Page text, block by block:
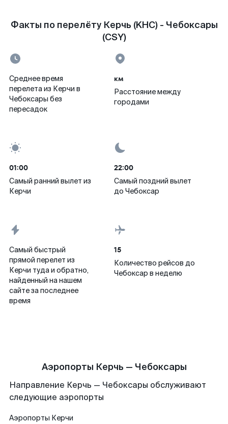
Факты по перелёту Керчь (KHC) - Чебоксары
(CSY)
Среднее время
перелета из Керчи в
Чебоксары без
пересадок
км
Расстояние между
городами
01:00
Самый ранний вылет из
Керчи
22:00
Самый поздний вылет
до Чебоксар
Самый быстрый
прямой перелет из
Керчи туда и обратно,
найденный на нашем
сайте за последнее
время
15
Количество рейсов до
Чебоксар в неделю
Аэропорты Керчь — Чебоксары
Направление Керчь — Чебоксары обслуживают
следующие аэропорты
Аэропорты Керчи